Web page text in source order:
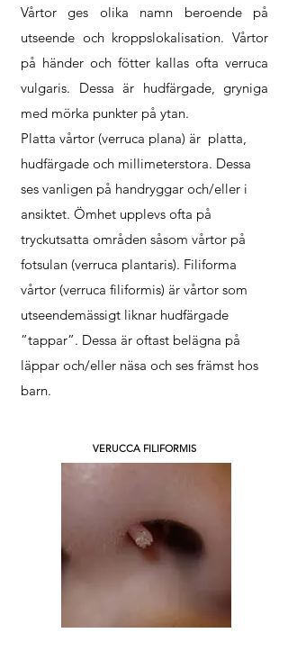
Vårtor ges olika namn beroende på
utseende och kroppslokalisation. Vårtor
på händer och fötter kallas ofta verruca
vulgaris. Dessa är hudfärgade, gryniga
med mörka punkter på ytan.
Platta vårtor (verruca plana) är platta,
hudfärgade och millimeterstora. Dessa
ses vanligen på handryggar och/eller i
ansiktet. Ömhet upplevs ofta på
tryckutsatta områden såsom vårtor på
fotsulan (verruca plantaris). Filiforma
vårtor (verruca filiformis) är vårtor som
utseendemässigt liknar hudfärgade
”tappar”. Dessa är oftast belägna på
läppar och/eller näsa och ses främst hos
barn.
VERUCCA FILIFORMIS